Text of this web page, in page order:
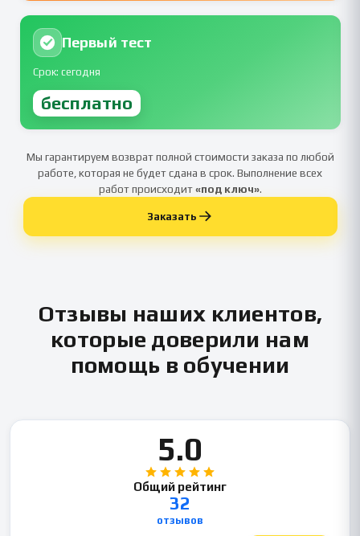
Первый тест
Срок: сегодня
бесплатно
Мы гарантируем возврат полной стоимости заказа по любой
работе, которая не будет сдана в срок. Выполнение всех
работ происходит«под ключ».
Заказать
Отзывы наших клиентов,
которые доверили нам
помощь в обучении
5.0
Общий рейтинг
32
отзывов